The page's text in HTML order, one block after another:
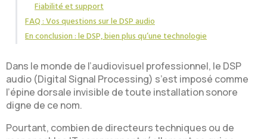
Fiabilité et support
FAQ : Vos questions sur le DSP audio
En conclusion : le DSP, bien plus qu’une technologie
Dans le monde de l’audiovisuel professionnel, le DSP
audio (Digital Signal Processing) s’est imposé comme
l’épine dorsale invisible de toute installation sonore
digne de ce nom.
Pourtant, combien de directeurs techniques ou de